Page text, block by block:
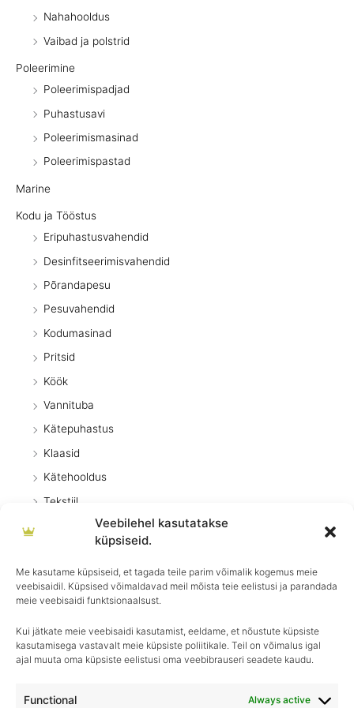
Veebilehel kasutatakse
küpsiseid.
Me kasutame küpsiseid, et tagada teile parim võimalik kogemus meie
veebisaidil. Küpsised võimaldavad meil mõista teie eelistusi ja parandada
meie veebisaidi funktsionaalsust.
Kui jätkate meie veebisaidi kasutamist, eeldame, et nõustute küpsiste
kasutamisega vastavalt meie küpsiste poliitikale. Teil on võimalus igal
ajal muuta oma küpsiste eelistusi oma veebibrauseri seadete kaudu.
Functional Always active
Nahahooldus
Vaibad ja polstrid
Poleerimine
Poleerimispadjad
Puhastusavi
Poleerimismasinad
Poleerimispastad
Marine
Kodu ja Tööstus
Eripuhastusvahendid
Desinfitseerimisvahendid
Põrandapesu
Pesuvahendid
Kodumasinad
Pritsid
Köök
Vannituba
Kätepuhastus
Klaasid
Kätehooldus
Tekstiil
Õhuvärskendajad
Üldpuhastus
Dosaatorid
Betoonieemaldaja
Igapäevane hooldus, ületamatu sära–